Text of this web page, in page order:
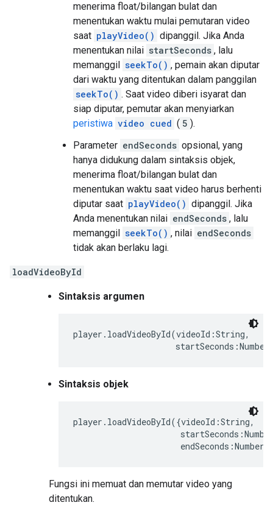
menerima float/bilangan bulat dan
menentukan waktu mulai pemutaran video
saat playVideo() dipanggil. Jika Anda
menentukan nilai startSeconds , lalu
memanggil seekTo() , pemain akan diputar
dari waktu yang ditentukan dalam panggilan
seekTo() . Saat video diberi isyarat dan
siap diputar, pemutar akan menyiarkan
peristiwa video cued ( 5 ).
Parameter endSeconds opsional, yang
hanya didukung dalam sintaksis objek,
menerima float/bilangan bulat dan
menentukan waktu saat video harus berhenti
diputar saat playVideo() dipanggil. Jika
Anda menentukan nilai endSeconds , lalu
memanggil seekTo() , nilai endSeconds
tidak akan berlaku lagi.
loadVideoById
Sintaksis argumen
player.loadVideoById(videoId:String,
Sintaksis objek
player.loadVideoById({videoId:String,
Fungsi ini memuat dan memutar video yang
ditentukan.